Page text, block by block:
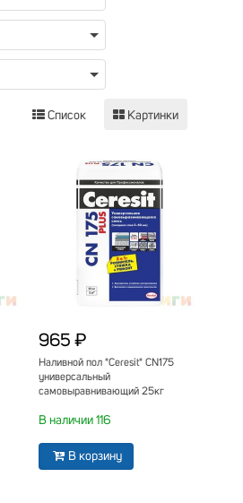
Список Картинки
965 ₽
Наливной пол "Ceresit" CN175
универсальный
самовыравнивающий 25кг
В наличии 116
В корзину